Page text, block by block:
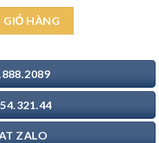
số lượng
HÀNG
ZALO